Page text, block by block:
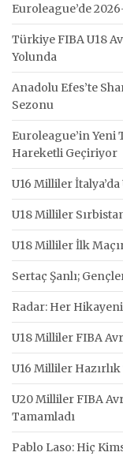
Euroleague’de
Türkiye FIBA U18
Yolunda
Anadolu Efes’te
Sezonu
Euroleague’in Yeni
Hareketli Geçiriyor
U16 Milliler İtalya’da
U18 Milliler
U18 Milliler İlk
Sertaç Şanlı;
Radar: Her
U18 Milliler FIBA
U16 Milliler
U20 Milliler FIBA
Tamamladı
Pablo Laso: Hiç